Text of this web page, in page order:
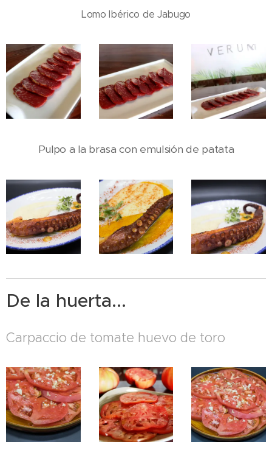
Lomo Ibérico de Jabugo
Pulpo a la brasa con emulsión de patata
De la huerta...
Carpaccio de tomate huevo de toro